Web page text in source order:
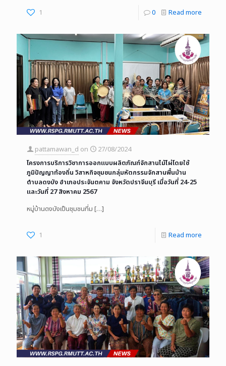
1 0 Read more
pattamawan_d on
27/08/2024
โครงการบริการวิชาการออกแบบผลิตภัณฑ์จักสานไม้ไผ่โดยใช้
ภูมิปัญญาท้องถิ่น วิสาหกิจชุมชนกลุ่มหัตกรรมจักสานพื้นบ้าน
ตำบลดงบัง อำเภอประจันตคาม จังหวัดปราจีนบุรี เมื่อวันที่ 24-25
และวันที่ 27 สิงหาคม 2567
หมู่บ้านดงบังเป็นชุมชนที่ม […]
1 Read more